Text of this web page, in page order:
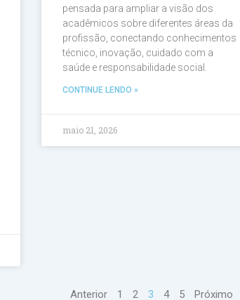
pensada para ampliar a visão dos
acadêmicos sobre diferentes áreas da
profissão, conectando conhecimentos
técnico, inovação, cuidado com a
saúde e responsabilidade social.
CONTINUE LENDO »
maio 21, 2026
Anterior 1 2 3 4 5 Próximo